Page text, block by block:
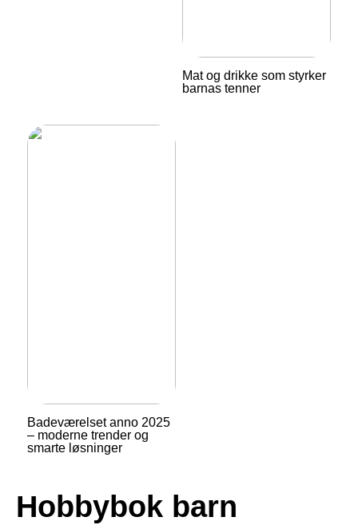
Mat og drikke som styrker
barnas tenner
Badeværelset anno 2025
– moderne trender og
smarte løsninger
Hobbybok barn